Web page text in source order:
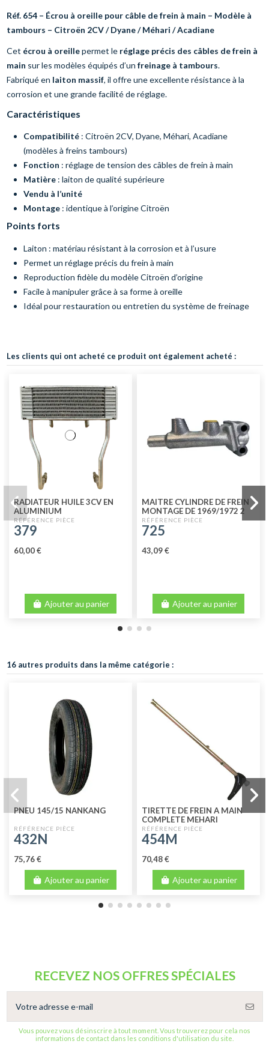
Réf. 654 – Écrou à oreille pour câble de frein à main – Modèle à
tambours – Citroën 2CV / Dyane / Méhari / Acadiane
Cet écrou à oreillepermet le réglage précis des câbles de frein à
main sur les modèles équipés d’un freinage à tambours.
Fabriqué en laiton massif, il offre une excellente résistance à la
corrosion et une grande facilité de réglage.
Caractéristiques
Compatibilité: Citroën 2CV, Dyane, Méhari, Acadiane
(modèles à freins tambours)
Fonction : réglage de tension des câbles de frein à main
Matière: laiton de qualité supérieure
Vendu à l’unité
Montage: identique à l’origine Citroën
Points forts
Laiton : matériau résistant à la corrosion et à l’usure
Permet un réglage précis du frein à main
Reproduction fidèle du modèle Citroën d’origine
Facile à manipuler grâce à sa forme à oreille
Idéal pour restauration ou entretien du système de freinage
Les clients qui ont acheté ce produit ont également acheté :
RADIATEUR HUILE 3CV EN
ALUMINIUM
379
60,00 €
Ajouter au panier
MAITRE CYLINDRE DE FREIN
MONTAGE DE 1969/1972 2
SORTIES Ø 9 LOCKHED
725
43,09 €
Ajouter au panier
16 autres produits dans la même catégorie :
PNEU 145/15 NANKANG
432N
75,76 €
Ajouter au panier
TIRETTE DE FREIN A MAIN
COMPLETE MEHARI
454M
70,48 €
Ajouter au panier
RECEVEZ NOS OFFRES SPÉCIALES
Vous pouvez vous désinscrire à tout moment. Vous trouverez pour cela nos
informations de contact dans les conditions d'utilisation du site.